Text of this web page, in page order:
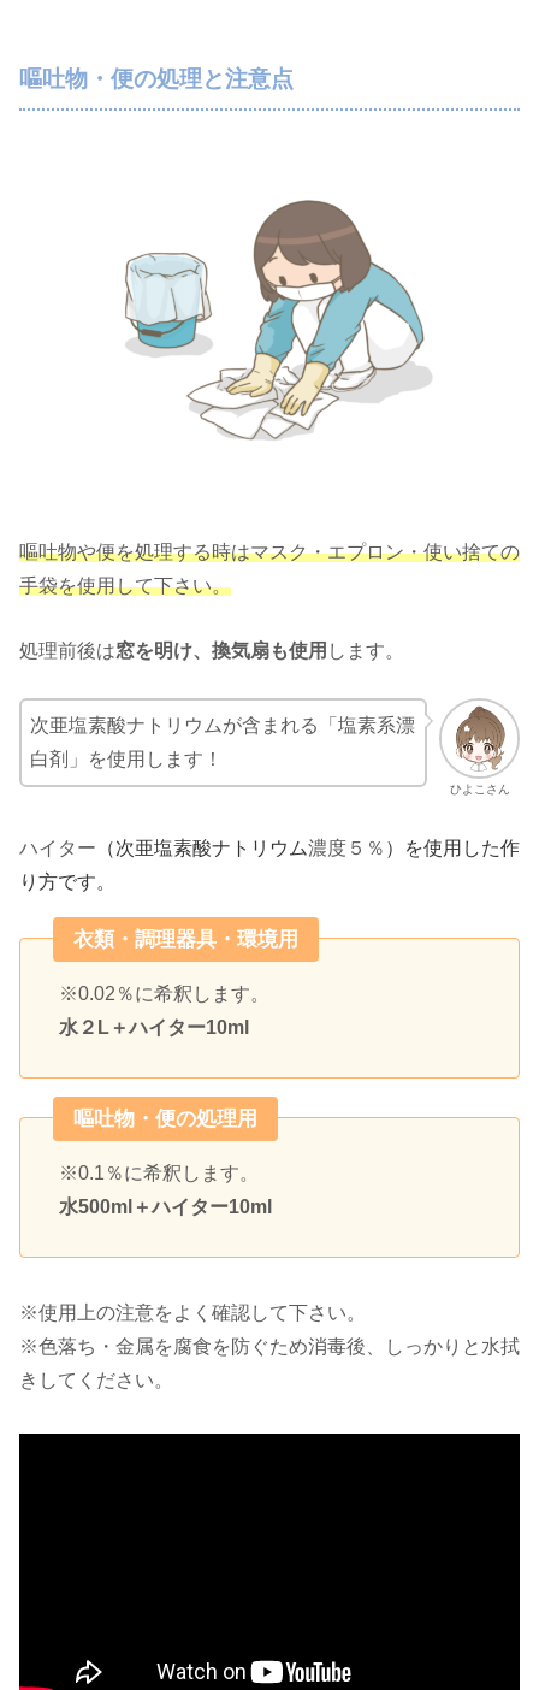
嘔吐物・便の処理と注意点
嘔吐物や便を処理する時はマスク・エプロン・使い捨ての
手袋を使用して下さい。
処理前後は窓を明け、換気扇も使用 します。
ひよこさん
次亜塩素酸ナトリウムが含まれる「塩素系漂
白剤」を使用します！
ハイター （次亜塩素酸ナトリウム濃度５％ ）を使用した作
り方です。
衣類・調理器具・環境用
※0.02％に希釈します。
水２L＋ハイター10ml
嘔吐物・便の処理用
※0.1％に希釈します。
水500ml＋ハイター10ml
※使用上の注意をよく確認して下さい。
※色落ち・金属を腐食を防ぐため消毒後、しっかりと水拭
きしてください。